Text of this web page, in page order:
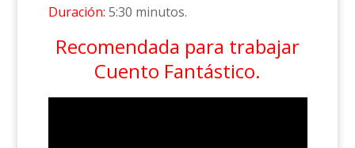
Duración: 5:30 minutos.
Recomendada para trabajar
Cuento Fantástico.